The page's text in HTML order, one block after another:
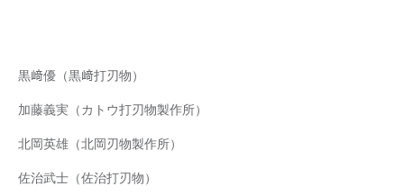
黒﨑優（黒﨑打刃物）
加藤義実（カトウ打刃物製作所）
北岡英雄（北岡刃物製作所）
佐治武士（佐治打刃物）